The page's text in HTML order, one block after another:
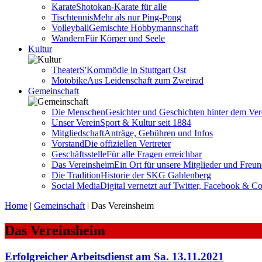
KarateShotokan-Karate für alle
TischtennisMehr als nur Ping-Pong
VolleyballGemischte Hobbymannschaft
WandernFür Körper und Seele
Kultur
TheaterS'Kommödle in Stuttgart Ost
MotobikeAus Leidenschaft zum Zweirad
Gemeinschaft
Die MenschenGesichter und Geschichten hinter dem
Unser VereinSport & Kultur seit 1884
MitgliedschaftAnträge, Gebühren und Infos
VorstandDie offiziellen Vertreter
GeschäftsstelleFür alle Fragen erreichbar
Das VereinsheimEin Ort für unsere Mitglieder und
Die TraditionHistorie der SKG Gablenberg
Social MediaDigital vernetzt auf Twitter, Facebook & Co
Home | Gemeinschaft | Das Vereinsheim
Das Vereinsheim
Erfolgreicher Arbeitsdienst am Sa. 13.11.2021